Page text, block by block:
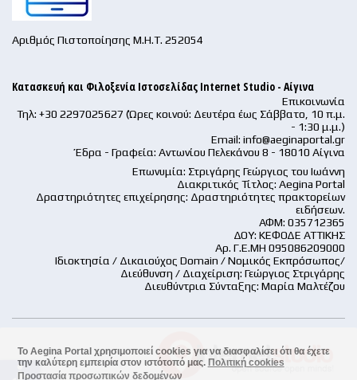
Το Aegina Portal χρησιμοποιεί cookies για να διασφαλίσει ότι θα έχετε
την καλύτερη εμπειρία στον ιστότοπό μας. Πολιτική cookies
Προστασία προσωπικών δεδομένων
Αριθμός Πιστοποίησης Μ.Η.Τ. 252054
Κατασκευή και Φιλοξενία Ιστοσελίδας Internet Studio - Αίγινα
Επικοινωνία
Τηλ: +30 2297025627 (Ώρες κοινού: Δευτέρα έως Σάββατο, 10 π.μ.
- 1:30 μ.μ.)
Email: info@aeginaportal.gr
Έδρα - Γραφεία: Αντωνίου Πελεκάνου 8 - 18010 Αίγινα
Επωνυμία: Στριγάρης Γεώργιος του Ιωάννη
Διακριτικός Τίτλος: Aegina Portal
Δραστηριότητες επιχείρησης: Δραστηριότητες πρακτορείων
ειδήσεων.
ΑΦΜ: 035712365
ΔΟΥ: ΚΕΦΟΔΕ ΑΤΤΙΚΗΣ
Αρ. Γ.Ε.ΜΗ 095086209000
Ιδιοκτησία / Δικαιούχος Domain / Νομικός Εκπρόσωπος/
Διεύθυνση / Διαχείριση: Γεώργιος Στριγάρης
Διευθύντρια Σύνταξης: Μαρία Μαλτέζου